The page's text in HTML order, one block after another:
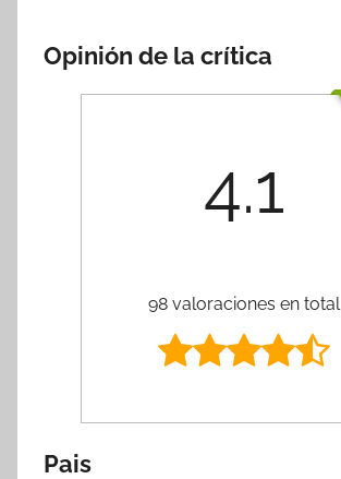
Opinión de la crítica
4.1
98 valoraciones en total
Pais